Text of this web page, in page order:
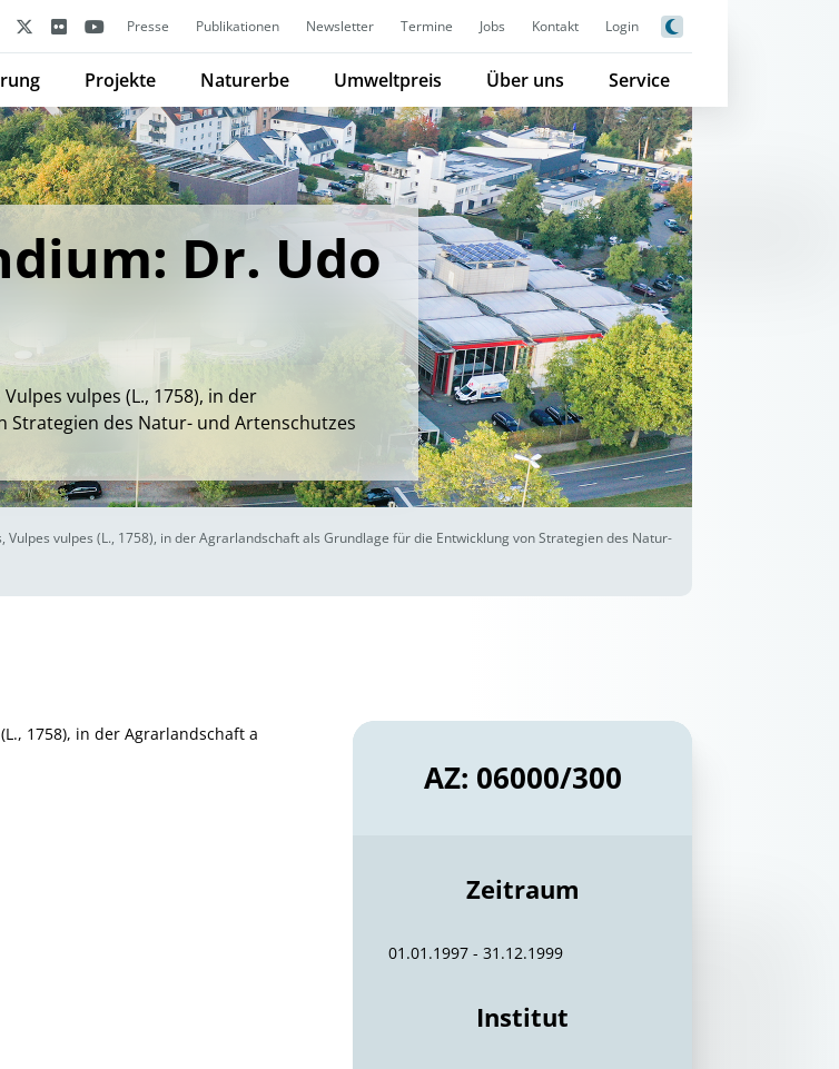
Presse Publikationen Newsletter Termine Jobs Kontakt Login
Projekte Naturerbe Umweltpreis Über uns Service
Dr. Udo
vulpes (L., 1758), in der
Strategien des Natur- und Artenschutzes
vulpes (L., 1758), in der Agrarlandschaft als Grundlage für die Entwicklung von Strategien des Natur-
1758), in der Agrarlandschaft a
AZ: 06000/300
Zeitraum
01.01.1997 - 31.12.1999
Institut